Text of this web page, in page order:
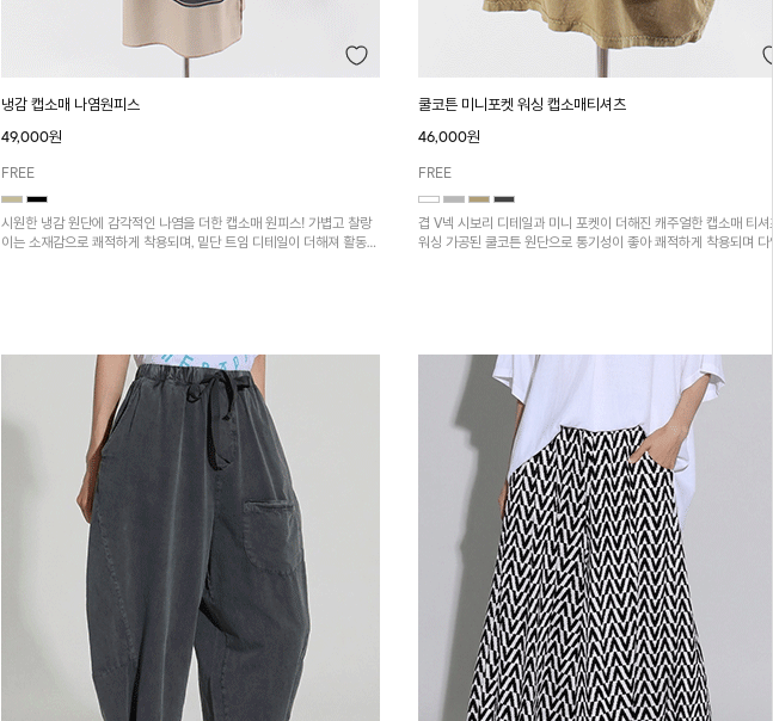
냉감 캡소매 나염원피스
49,000원
FREE
시원한 냉감 원단에 감각적인 나염을 더한 캡소매 원피스! 가볍고 찰랑
이는 소재감으로 쾌적하게 착용되며, 밑단 트임 디테일이 더해져 활동성
쿨코튼 미니포켓 워싱 캡소매티셔츠
46,000원
FREE
겹 V넥 시보리 디테일과 미니 포켓이 더해진 캐주얼한 캡소매 티셔
워싱 가공된 쿨코튼 원단으로 통기성이 좋아 쾌적하게 착용되며 다